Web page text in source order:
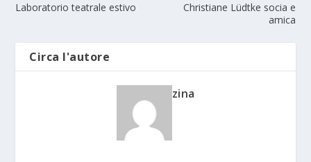
Laboratorio teatrale estivo
Christiane Lüdtke socia e
amica
Circa l'autore
zina